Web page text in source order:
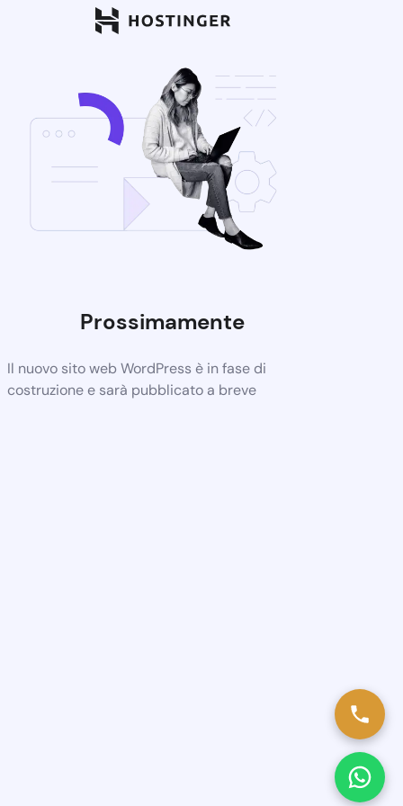
Prossimamente
Il nuovo sito web WordPress è in fase di
costruzione e sarà pubblicato a breve